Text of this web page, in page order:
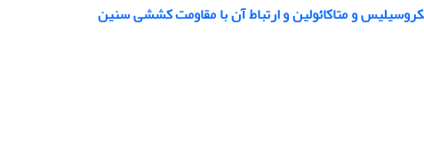
و متاکائولین و ارتباط آن با مقاومت کششی سنین